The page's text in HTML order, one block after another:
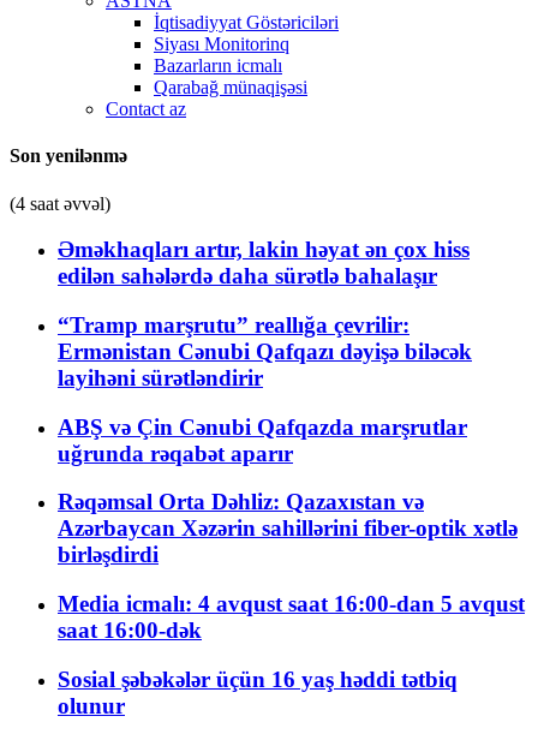
İqtisadiyyat Göstəriciləri
Siyası Monitorinq
Bazarların icmalı
Qarabağ münaqişəsi
Contact az
Son yenilənmə
(4 saat əvvəl)
Əməkhaqları artır, lakin həyat ən çox hiss
edilən sahələrdə daha sürətlə bahalaşır
“Tramp marşrutu” reallığa çevrilir:
Ermənistan Cənubi Qafqazı dəyişə biləcək
layihəni sürətləndirir
ABŞ və Çin Cənubi Qafqazda marşrutlar
uğrunda rəqabət aparır
Rəqəmsal Orta Dəhliz: Qazaxıstan və
Azərbaycan Xəzərin sahillərini fiber-optik xətlə
birləşdirdi
Media icmalı: 4 avqust saat 16:00-dan 5 avqust
saat 16:00-dək
Sosial şəbəkələr üçün 16 yaş həddi tətbiq
olunur